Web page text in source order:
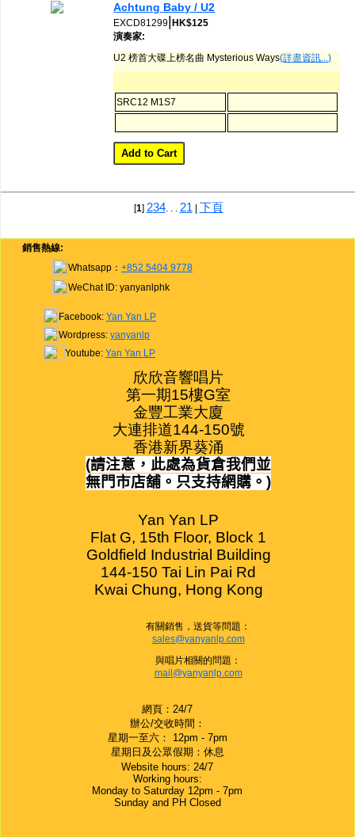
Achtung Baby / U2
EXCD81299 |HK$125
演奏家:
U2 榜首大碟上榜名曲 Mysterious Ways(詳盡資訊...)
SRC12 M1S7
[1] 234. . . 21 下頁
銷售熱線:
Whatsapp： +852 5404 9778
WeChat ID: yanyanlphk
Facebook: Yan Yan LP
Wordpress: yanyanlp
Youtube: Yan Yan LP
欣欣音響唱片
第一期15樓G室
金豐工業大廈
大連排道144-150號
香港新界葵涌
(請注意，此處為貨倉我們並
無門市店舖。只支持網購。 )
Yan Yan LP
Flat G, 15th Floor, Block 1
Goldfield Industrial Building
144-150 Tai Lin Pai Rd
Kwai Chung, Hong Kong
有關銷售，送貨等問題：
sales@yanyanlp.com
與唱片相關的問題：
mail@yanyanlp.com
網頁：24/7
辦公/交收時間：
星期一至六： 12pm - 7pm
星期日及公眾假期：休息
Website hours: 24/7
Working hours:
Monday to Saturday 12pm - 7pm
Sunday and PH Closed